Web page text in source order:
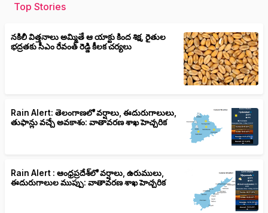
Top Stories
నకిలీ విత్తనాలు అమ్మితే ఆ యాక్టు కింద శిక్ష, రైతుల
భద్రతకు సీఎం రేవంత్ రెడ్డి కీలక చర్యలు
Rain Alert: తెలంగాణలో వర్షాలు, ఈదురుగాలులు,
తుఫాన్లు వచ్చే అవకాశం: వాతావరణ శాఖ హెచ్చరిక
Rain Alert : ఆంధ్రప్రదేశ్‌లో వర్షాలు, ఉరుములు,
ఈదురుగాలుల ముప్పు: వాతావరణ శాఖ హెచ్చరిక